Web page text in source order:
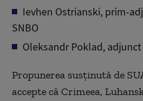
Ievhen Ostrianski, prim-
SNBO
Oleksandr Poklad,
Propunerea susținută de
accepte că Crimeea,